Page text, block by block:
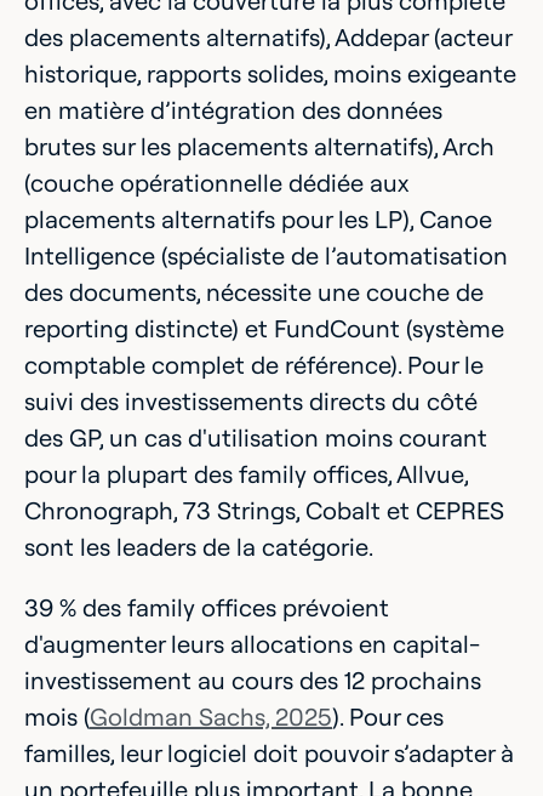
des placements alternatifs), Addepar (acteur
historique, rapports solides, moins exigeante
en matière d’intégration des données
brutes sur les placements alternatifs), Arch
(couche opérationnelle dédiée aux
placements alternatifs pour les LP), Canoe
Intelligence (spécialiste de l’automatisation
des documents, nécessite une couche de
reporting distincte) et FundCount (système
comptable complet de référence). Pour le
suivi des investissements directs du côté
des GP, un cas d'utilisation moins courant
pour la plupart des family offices, Allvue,
Chronograph, 73 Strings, Cobalt et CEPRES
sont les leaders de la catégorie.
39 % des family offices prévoient
d'augmenter leurs allocations en capital-
investissement au cours des 12 prochains
mois (Goldman Sachs, 2025). Pour ces
familles, leur logiciel doit pouvoir s’adapter à
un portefeuille plus important. La bonne